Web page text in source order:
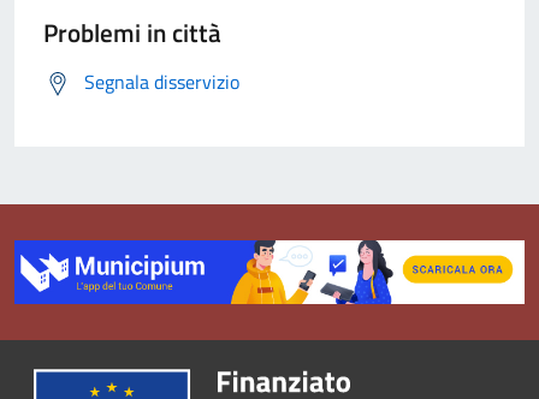
Problemi in città
Segnala disservizio